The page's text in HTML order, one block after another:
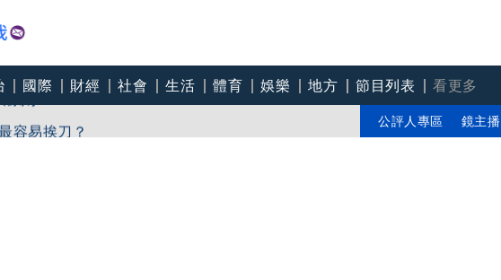
國際 財經 社會 生活 體育 娛樂 地方 節目列表
看更多
原則
容易挨刀？
公評人專區 鏡主播